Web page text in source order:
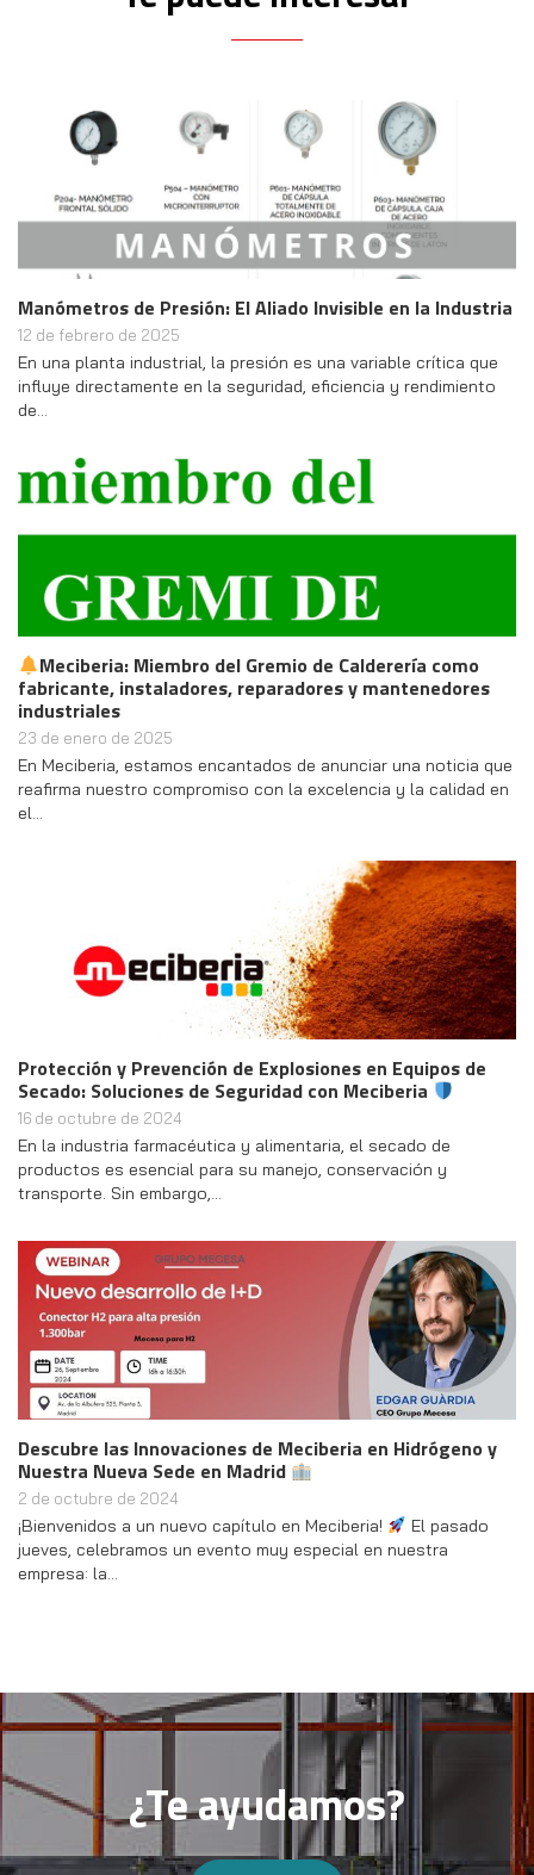
Manómetros de Presión: El Aliado Invisible en la Industria
12 de febrero de 2025
En una planta industrial, la presión es una variable crítica que
influye directamente en la seguridad, eficiencia y rendimiento
de…
Meciberia: Miembro del Gremio de Calderería como
fabricante, instaladores, reparadores y mantenedores
industriales
23 de enero de 2025
En Meciberia, estamos encantados de anunciar una noticia que
reafirma nuestro compromiso con la excelencia y la calidad en
el…
Protección y Prevención de Explosiones en Equipos de
Secado: Soluciones de Seguridad con Meciberia
16 de octubre de 2024
En la industria farmacéutica y alimentaria, el secado de
productos es esencial para su manejo, conservación y
transporte. Sin embargo,…
Descubre las Innovaciones de Meciberia en Hidrógeno y
Nuestra Nueva Sede en Madrid
2 de octubre de 2024
¡Bienvenidos a un nuevo capítulo en Meciberia!
El pasado
jueves, celebramos un evento muy especial en nuestra
empresa: la…
¿Te ayudamos?